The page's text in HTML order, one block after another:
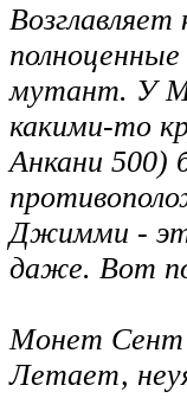
мутант. У
какими-то
Анкани 500)
Джимми -
даже. Вот
Монет Сент
Летает,